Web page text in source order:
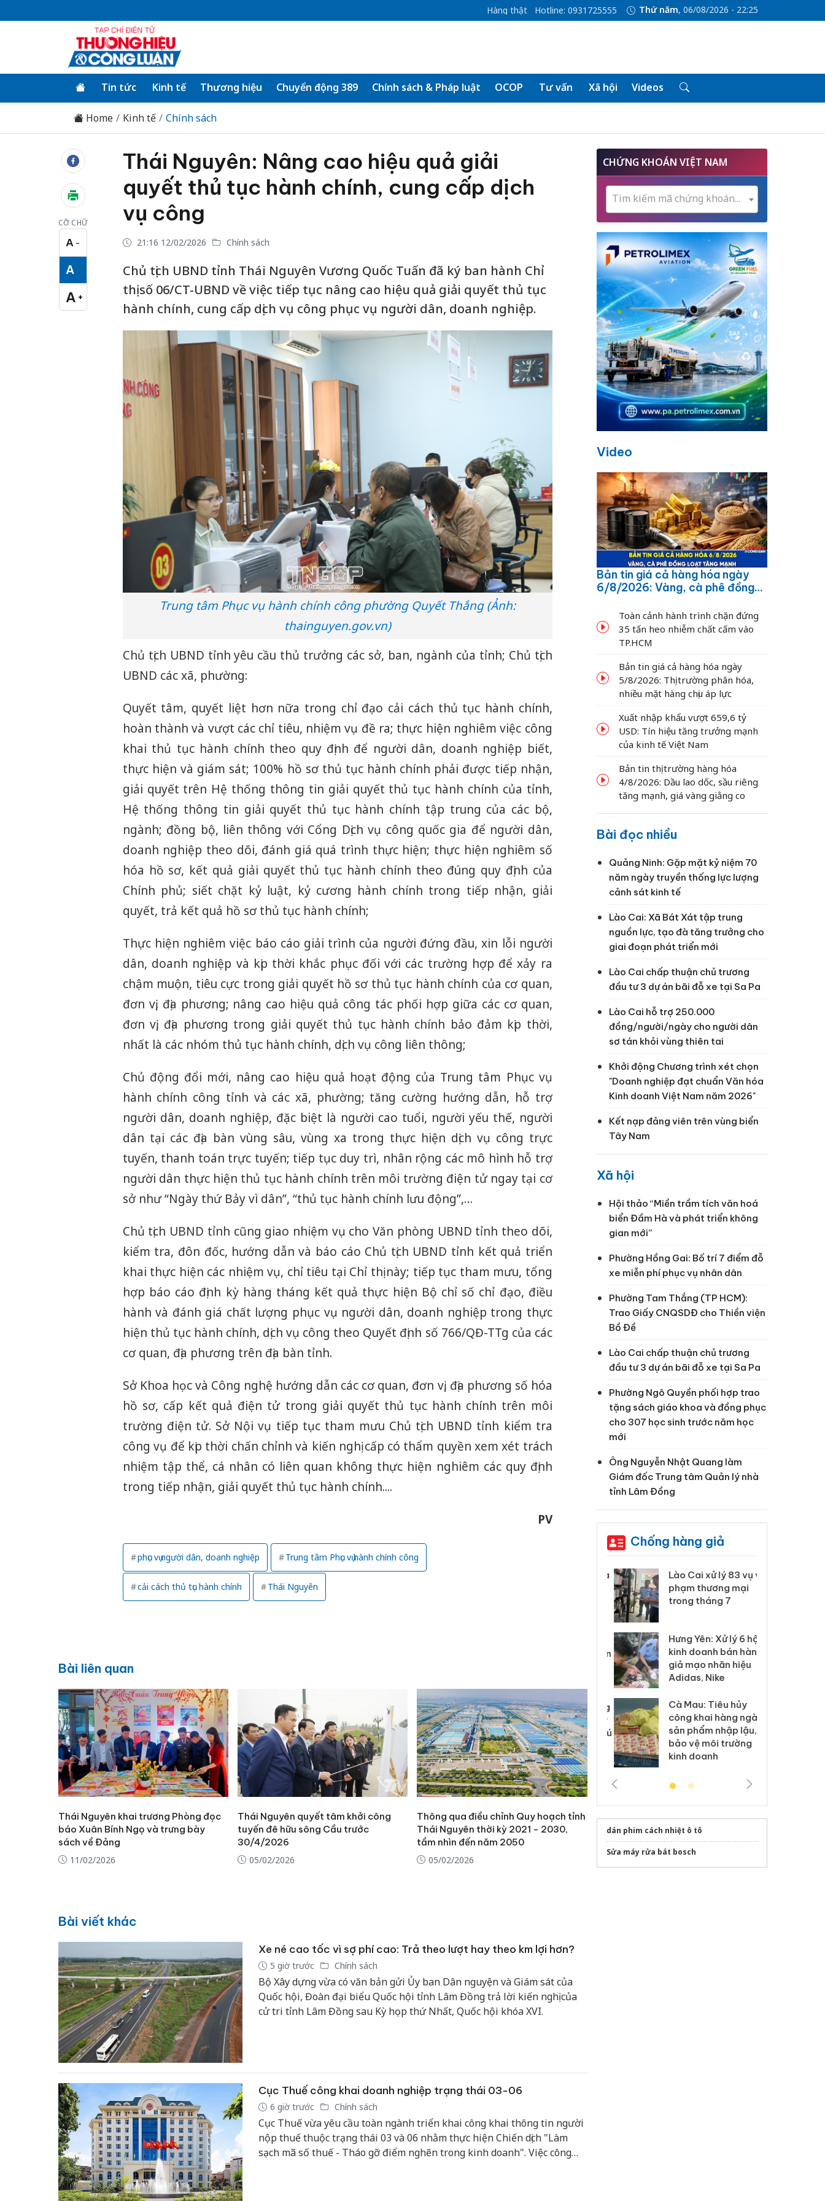
Hàng thật Hotline: 0931725555 Thứ năm, 06/08/2026 - 22:25
Tin tức Kinh tế Thương hiệu Chuyển động 389 Chính sách & Pháp luật OCOP Tư vấn Xã hội Videos
Home Kinh tế Chính sách
CỠ CHỮ
A −
Cỡ chữ nhỏ
A
Cỡ chữ vừa
A +
Cỡ chữ lớn
Thái Nguyên: Nâng cao hiệu quả giải
quyết thủ tục hành chính, cung cấp dịch
vụ công
21:16 12/02/2026 Chính sách
Chủ tịch UBND tỉnh Thái Nguyên Vương Quốc Tuấn đã ký ban hành Chỉ
thị số 06/CT-UBND về việc tiếp tục nâng cao hiệu quả giải quyết thủ tục
hành chính, cung cấp dịch vụ công phục vụ người dân, doanh nghiệp.
Trung tâm Phục vụ hành chính công phường Quyết Thắng (Ảnh:
thainguyen.gov.vn)
Chủ tịch UBND tỉnh yêu cầu thủ trưởng các sở, ban, ngành của tỉnh; Chủ tịch
UBND các xã, phường:
Quyết tâm, quyết liệt hơn nữa trong chỉ đạo cải cách thủ tục hành chính,
hoàn thành và vượt các chỉ tiêu, nhiệm vụ đề ra; thực hiện nghiêm việc công
khai thủ tục hành chính theo quy định để người dân, doanh nghiệp biết,
thực hiện và giám sát; 100% hồ sơ thủ tục hành chính phải được tiếp nhận,
giải quyết trên Hệ thống thông tin giải quyết thủ tục hành chính của tỉnh,
Hệ thống thông tin giải quyết thủ tục hành chính tập trung của các bộ,
ngành; đồng bộ, liên thông với Cổng Dịch vụ công quốc gia để người dân,
doanh nghiệp theo dõi, đánh giá quá trình thực hiện; thực hiện nghiêm số
hóa hồ sơ, kết quả giải quyết thủ tục hành chính theo đúng quy định của
Chính phủ; siết chặt kỷ luật, kỷ cương hành chính trong tiếp nhận, giải
quyết, trả kết quả hồ sơ thủ tục hành chính;
Thực hiện nghiêm việc báo cáo giải trình của người đứng đầu, xin lỗi người
dân, doanh nghiệp và kịp thời khắc phục đối với các trường hợp để xảy ra
chậm muộn, tiêu cực trong giải quyết hồ sơ thủ tục hành chính của cơ quan,
đơn vị, địa phương; nâng cao hiệu quả công tác phối hợp giữa các cơ quan,
đơn vị, địa phương trong giải quyết thủ tục hành chính bảo đảm kịp thời,
nhất là các nhóm thủ tục hành chính, dịch vụ công liên thông;
Chủ động đổi mới, nâng cao hiệu quả hoạt động của Trung tâm Phục vụ
hành chính công tỉnh và các xã, phường; tăng cường hướng dẫn, hỗ trợ
người dân, doanh nghiệp, đặc biệt là người cao tuổi, người yếu thế, người
dân tại các địa bàn vùng sâu, vùng xa trong thực hiện dịch vụ công trực
tuyến, thanh toán trực tuyến; tiếp tục duy trì, nhân rộng các mô hình hỗ trợ
người dân thực hiện thủ tục hành chính trên môi trường điện tử ngay tại cơ
sở như “Ngày thứ Bảy vì dân”, “thủ tục hành chính lưu động”,…
Chủ tịch UBND tỉnh cũng giao nhiệm vụ cho Văn phòng UBND tỉnh theo dõi,
kiểm tra, đôn đốc, hướng dẫn và báo cáo Chủ tịch UBND tỉnh kết quả triển
khai thực hiện các nhiệm vụ, chỉ tiêu tại Chỉ thị này; tiếp tục tham mưu, tổng
hợp báo cáo định kỳ hàng tháng kết quả thực hiện Bộ chỉ số chỉ đạo, điều
hành và đánh giá chất lượng phục vụ người dân, doanh nghiệp trong thực
hiện thủ tục hành chính, dịch vụ công theo Quyết định số 766/QĐ-TTg của các
cơ quan, địa phương trên địa bàn tỉnh.
Sở Khoa học và Công nghệ hướng dẫn các cơ quan, đơn vị, địa phương số hóa
hồ sơ, cấp kết quả điện tử trong giải quyết thủ tục hành chính trên môi
trường điện tử. Sở Nội vụ tiếp tục tham mưu Chủ tịch UBND tỉnh kiểm tra
công vụ để kịp thời chấn chỉnh và kiến nghị cấp có thẩm quyền xem xét trách
nhiệm tập thể, cá nhân có liên quan không thực hiện nghiêm các quy định
trong tiếp nhận, giải quyết thủ tục hành chính....
PV
phục vụ người dân, doanh nghiệp Trung tâm Phục vụ hành chính công
cải cách thủ tục hành chính Thái Nguyên
Bài liên quan
Thái Nguyên khai trương Phòng đọc
báo Xuân Bính Ngọ và trưng bày
sách về Đảng
11/02/2026
Thái Nguyên quyết tâm khởi công
tuyến đê hữu sông Cầu trước
30/4/2026
05/02/2026
Thông qua điều chỉnh Quy hoạch tỉnh
Thái Nguyên thời kỳ 2021 - 2030,
tầm nhìn đến năm 2050
05/02/2026
Bài viết khác
Xe né cao tốc vì sợ phí cao: Trả theo lượt hay theo km lợi hơn?
5 giờ trước Chính sách
Bộ Xây dựng vừa có văn bản gửi Ủy ban Dân nguyện và Giám sát của
Quốc hội, Đoàn đại biểu Quốc hội tỉnh Lâm Đồng trả lời kiến nghị của
cử tri tỉnh Lâm Đồng sau Kỳ họp thứ Nhất, Quốc hội khóa XVI.
Cục Thuế công khai doanh nghiệp trạng thái 03-06
6 giờ trước Chính sách
Cục Thuế vừa yêu cầu toàn ngành triển khai công khai thông tin người
nộp thuế thuộc trạng thái 03 và 06 nhằm thực hiện Chiến dịch "Làm
sạch mã số thuế - Tháo gỡ điểm nghẽn trong kinh doanh". Việc công
CHỨNG KHOÁN VIỆT NAM
Tìm kiếm mã chứng khoán...
Video
Bản tin giá cả hàng hóa ngày
6/8/2026: Vàng, cà phê đồng
Toàn cảnh hành trình chặn đứng
35 tấn heo nhiễm chất cấm vào
TP.HCM
Bản tin giá cả hàng hóa ngày
5/8/2026: Thị trường phân hóa,
nhiều mặt hàng chịu áp lực
Xuất nhập khẩu vượt 659,6 tỷ
USD: Tín hiệu tăng trưởng mạnh
của kinh tế Việt Nam
Bản tin thị trường hàng hóa
4/8/2026: Dầu lao dốc, sầu riêng
tăng mạnh, giá vàng giằng co
Bài đọc nhiều
Quảng Ninh: Gặp mặt kỷ niệm 70
năm ngày truyền thống lực lượng
cảnh sát kinh tế
Lào Cai: Xã Bát Xát tập trung
nguồn lực, tạo đà tăng trưởng cho
giai đoạn phát triển mới
Lào Cai chấp thuận chủ trương
đầu tư 3 dự án bãi đỗ xe tại Sa Pa
Lào Cai hỗ trợ 250.000
đồng/người/ngày cho người dân
sơ tán khỏi vùng thiên tai
Khởi động Chương trình xét chọn
"Doanh nghiệp đạt chuẩn Văn hóa
Kinh doanh Việt Nam năm 2026"
Kết nạp đảng viên trên vùng biển
Tây Nam
Xã hội
Hội thảo “Miền trầm tích văn hoá
biển Đầm Hà và phát triển không
gian mới”
Phường Hồng Gai: Bố trí 7 điểm đỗ
xe miễn phí phục vụ nhân dân
Phường Tam Thắng (TP HCM):
Trao Giấy CNQSDĐ cho Thiền viện
Bồ Đề
Lào Cai chấp thuận chủ trương
đầu tư 3 dự án bãi đỗ xe tại Sa Pa
Phường Ngô Quyền phối hợp trao
tặng sách giáo khoa và đồng phục
cho 307 học sinh trước năm học
mới
Ông Nguyễn Nhật Quang làm
Giám đốc Trung tâm Quản lý nhà
tỉnh Lâm Đồng
Chống hàng giả
An Giang: Đối tượng
chủ mưu đường dây
bán hàng giả tại Phú
Quốc ra đầu thú
Lào Cai xử lý 83 vụ vi
phạm thương mại
trong tháng 7
Hưng Yên: Xử lý 6 hộ
kinh doanh bán hàng
giả mạo nhãn hiệu
Adidas, Nike
Cà Mau: Tiêu hủy
công khai hàng ngàn
sản phẩm nhập lậu,
bảo vệ môi trường
kinh doanh
dán phim cách nhiệt ô tô
Sửa máy rửa bát bosch